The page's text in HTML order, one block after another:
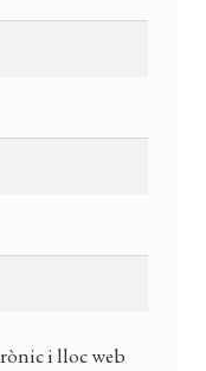
i lloc web